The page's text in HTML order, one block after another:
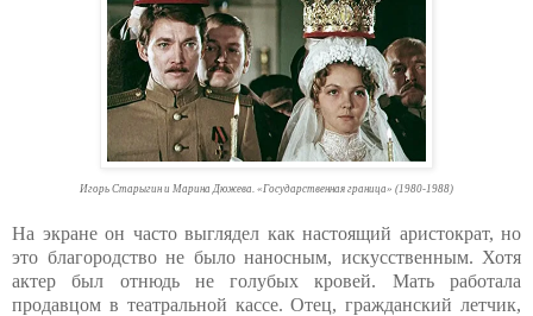
Игорь Старыгин и Марина Дюжева. «Государственная граница» (1980-1988)
На экране он часто выглядел как настоящий аристократ, но
это благородство не было наносным, искусственным. Хотя
актер был отнюдь не голубых кровей. Мать работала
продавцом в театральной кассе. Отец, гражданский летчик,